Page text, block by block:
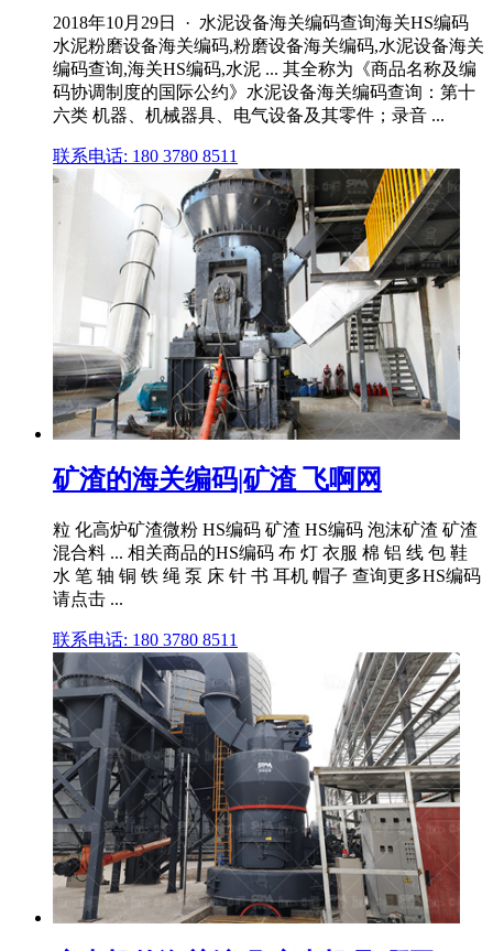
2018年10月29日 · 水泥设备海关编码查询海关HS编码
水泥粉磨设备海关编码,粉磨设备海关编码,水泥设备海关
编码查询,海关HS编码,水泥 ... 其全称为《商品名称及编
码协调制度的国际公约》水泥设备海关编码查询：第十
六类 机器、机械器具、电气设备及其零件；录音 ...
联系电话: 180 3780 8511
矿渣的海关编码|矿渣 飞啊网
粒 化高炉矿渣微粉 HS编码 矿渣 HS编码 泡沫矿渣 矿渣
混合料 ... 相关商品的HS编码 布 灯 衣服 棉 铝 线 包 鞋
水 笔 轴 铜 铁 绳 泵 床 针 书 耳机 帽子 查询更多HS编码
请点击 ...
联系电话: 180 3780 8511